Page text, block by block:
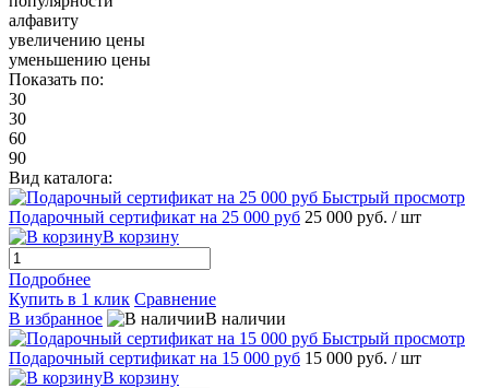
алфавиту
увеличению цены
уменьшению цены
Показать по:
30
30
60
90
Вид каталога:
Быстрый просмотр
Подарочный сертификат на 25 000 руб 25 000 руб. / шт
В корзину
Подробнее
Купить в 1 клик Сравнение
В избранное
В наличии
Быстрый просмотр
Подарочный сертификат на 15 000 руб 15 000 руб. / шт
В корзину